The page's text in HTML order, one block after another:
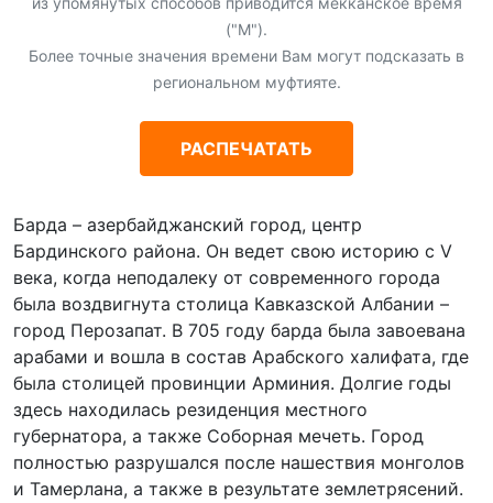
("М").
Более точные значения времени Вам могут подсказать в
региональном муфтияте.
РАСПЕЧАТАТЬ
Барда – азербайджанский город, центр
Бардинского района. Он ведет свою историю с V
века, когда неподалеку от современного города
была воздвигнута столица Кавказской Албании –
город Перозапат. В 705 году барда была завоевана
арабами и вошла в состав Арабского халифата, где
была столицей провинции Арминия. Долгие годы
здесь находилась резиденция местного
губернатора, а также Соборная мечеть. Город
полностью разрушался после нашествия монголов
и Тамерлана, а также в результате землетрясений.